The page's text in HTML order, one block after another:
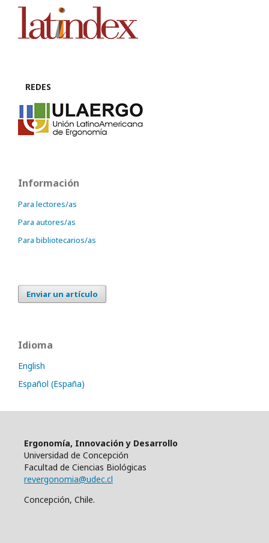
REDES
Información
Para lectores/as
Para autores/as
Para bibliotecarios/as
Enviar un artículo
Idioma
English
Español (España)
Ergonomía, Innovación y Desarrollo
Universidad de Concepción
Facultad de Ciencias Biológicas
revergonomia@udec.cl
Concepción, Chile.